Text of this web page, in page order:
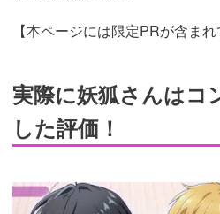
【本ページには限定PRが含まれ
実際に妖狐さんはコ
した評価！